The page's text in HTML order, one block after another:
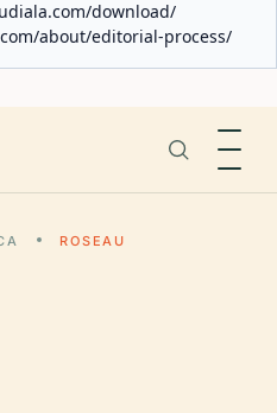
download/
about/editorial-process/
ROSEAU